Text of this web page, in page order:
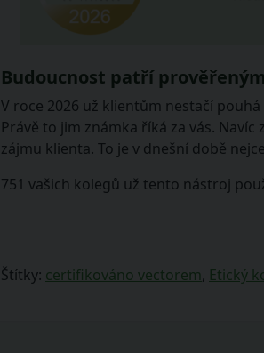
Budoucnost patří prověřeným
V roce 2026 už klientům nestačí
Právě to jim známka říká za vás.
zájmu klienta. To je v dnešní době
751 vašich kolegů už tento nástroj
Štítky: certifikováno vectorem, Etický